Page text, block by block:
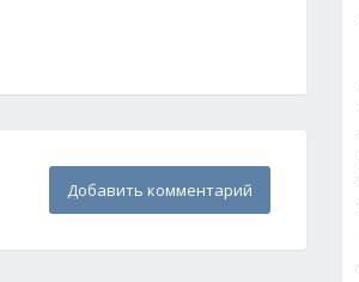
Добавить комментарий